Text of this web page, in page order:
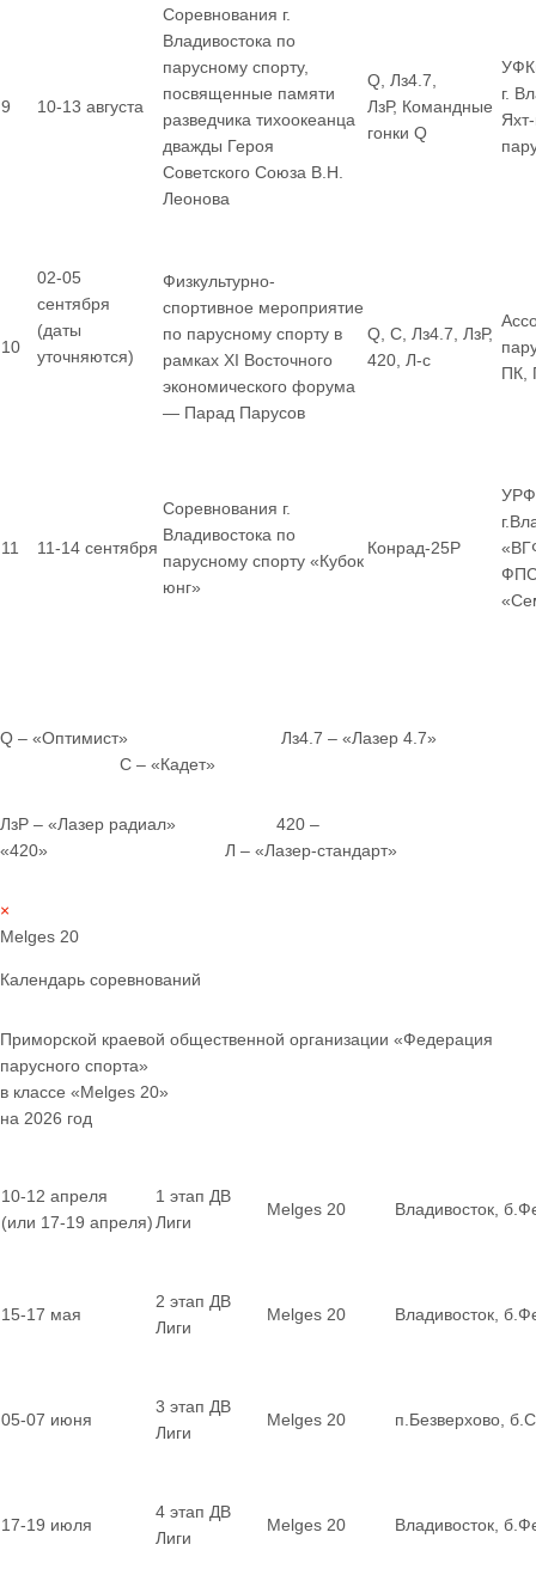
9 10-13 августа
Соревнования г.
Владивостока по
парусному спорту,
посвященные памяти
разведчика тихоокеанца
дважды Героя
Советского Союза В.Н.
Леонова
Q, Лз4.7,
ЛзР, Командные
гонки Q
г.
10
02-05
сентября
(даты
уточняются)
Физкультурно-
спортивное мероприятие
по парусному спорту в
рамках XI Восточного
экономического форума
— Парад Парусов
Q, С, Лз4.7, ЛзР,
420, Л-с
ПК,
11 11-14 сентября
Соревнования г.
Владивостока по
парусному спорту «Кубок
юнг»
Конрад-25Р
Q – «Оптимист» Лз4.7 – «Лазер 4.7»
С – «Кадет»
ЛзР – «Лазер радиал» 420 –
«420» Л – «Лазер-стандарт»
×
Melges 20
Календарь соревнований
Приморской краевой общественной организации «Федерация
парусного спорта»
в классе «Melges 20»
на 2026 год
10-12 апреля
(или 17-19 апреля)
1 этап ДВ
Лиги
Melges 20 Владивосток,
15-17 мая
2 этап ДВ
Лиги
Melges 20 Владивосток,
05-07 июня
3 этап ДВ
Лиги
Melges 20 п.Безверхово,
17-19 июля
4 этап ДВ
Лиги
Melges 20 Владивосток,